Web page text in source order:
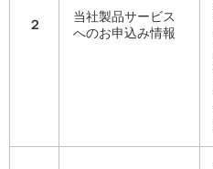
２
当社製品サービス
へのお申込み情報